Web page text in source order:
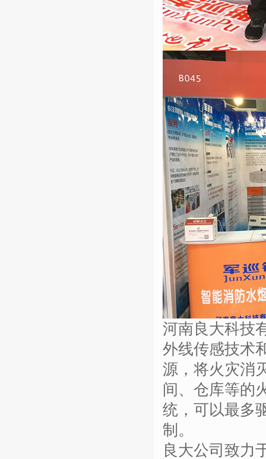
河南良大科技
外线传感技术
源，将火灾消
间、仓库等的
统，可以最多
制。
良大公司致力